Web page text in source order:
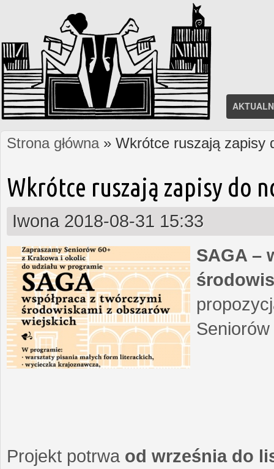
Jesteś tutaj
Strona główna» Wkrótce ruszają zapisy
Wkrótce ruszają zapisy do
Iwona 2018-08-31 15:33
SAGA –
Projekt potrwa od września do